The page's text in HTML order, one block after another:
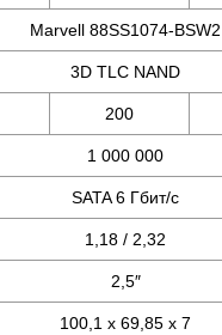
Marvell 88SS1074-BSW2
3D TLC NAND
200
1 000 000
SATA 6 Гбит/с
1,18 / 2,32
2,5″
100,1 x 69,85 x 7